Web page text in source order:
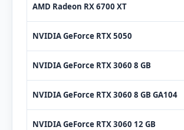
AMD Radeon RX 6700 XT
NVIDIA GeForce RTX 5050
NVIDIA GeForce RTX 3060 8 GB
NVIDIA GeForce RTX 3060 8 GB GA104
NVIDIA GeForce RTX 3060 12 GB